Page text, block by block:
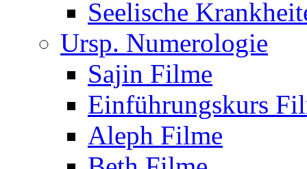
Seelische
Ursp. Numerologie
Sajin Filme
Einführungskurs
Aleph Filme